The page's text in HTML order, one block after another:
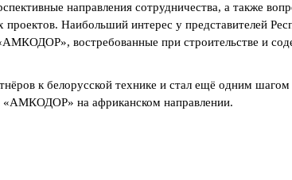
направления сотрудничества, а также
Наибольший интерес у представителей
востребованные при строительстве и
к белорусской технике и стал ещё одним шагом
«АМКОДОР» на африканском направлении.